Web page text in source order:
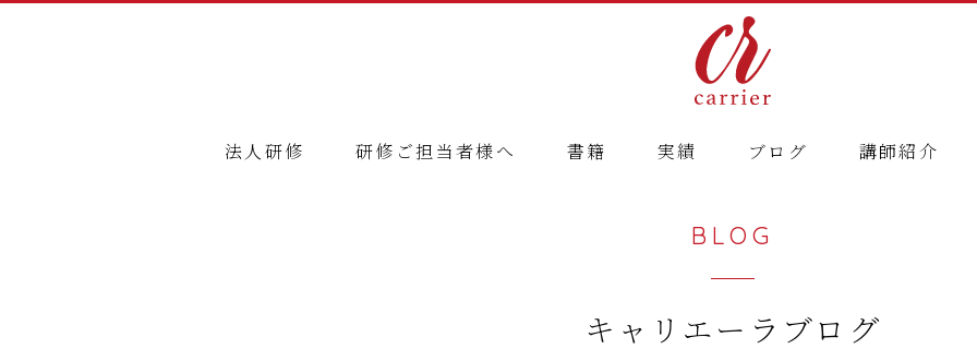
法人研修 研修ご担当者様へ 書籍 実績 ブログ 講師紹介
BLOG
キャリエーラブログ